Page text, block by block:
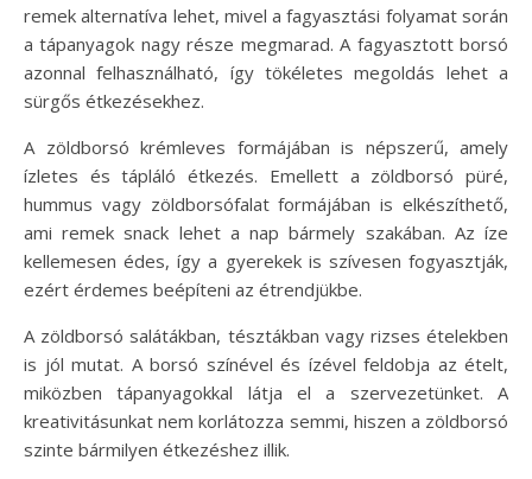
remek alternatíva lehet, mivel a fagyasztási folyamat során
a tápanyagok nagy része megmarad. A fagyasztott borsó
azonnal felhasználható, így tökéletes megoldás lehet a
sürgős étkezésekhez.
A zöldborsó krémleves formájában is népszerű, amely
ízletes és tápláló étkezés. Emellett a zöldborsó püré,
hummus vagy zöldborsófalat formájában is elkészíthető,
ami remek snack lehet a nap bármely szakában. Az íze
kellemesen édes, így a gyerekek is szívesen fogyasztják,
ezért érdemes beépíteni az étrendjükbe.
A zöldborsó salátákban, tésztákban vagy rizses ételekben
is jól mutat. A borsó színével és ízével feldobja az ételt,
miközben tápanyagokkal látja el a szervezetünket. A
kreativitásunkat nem korlátozza semmi, hiszen a zöldborsó
szinte bármilyen étkezéshez illik.